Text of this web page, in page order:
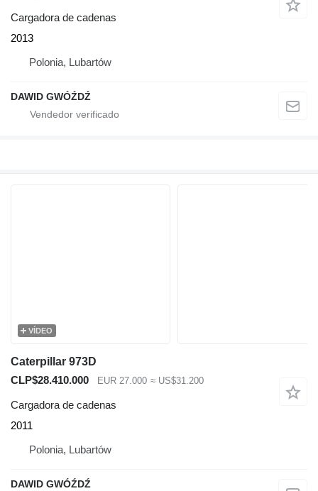
Cargadora de cadenas
2013
Polonia, Lubartów
DAWID GWÓŹDŹ
VÍDEO
Caterpillar 973D
CLP$28.410.000
EUR 27.000 ≈ US$31.200
Cargadora de cadenas
2011
Polonia, Lubartów
DAWID GWÓŹDŹ